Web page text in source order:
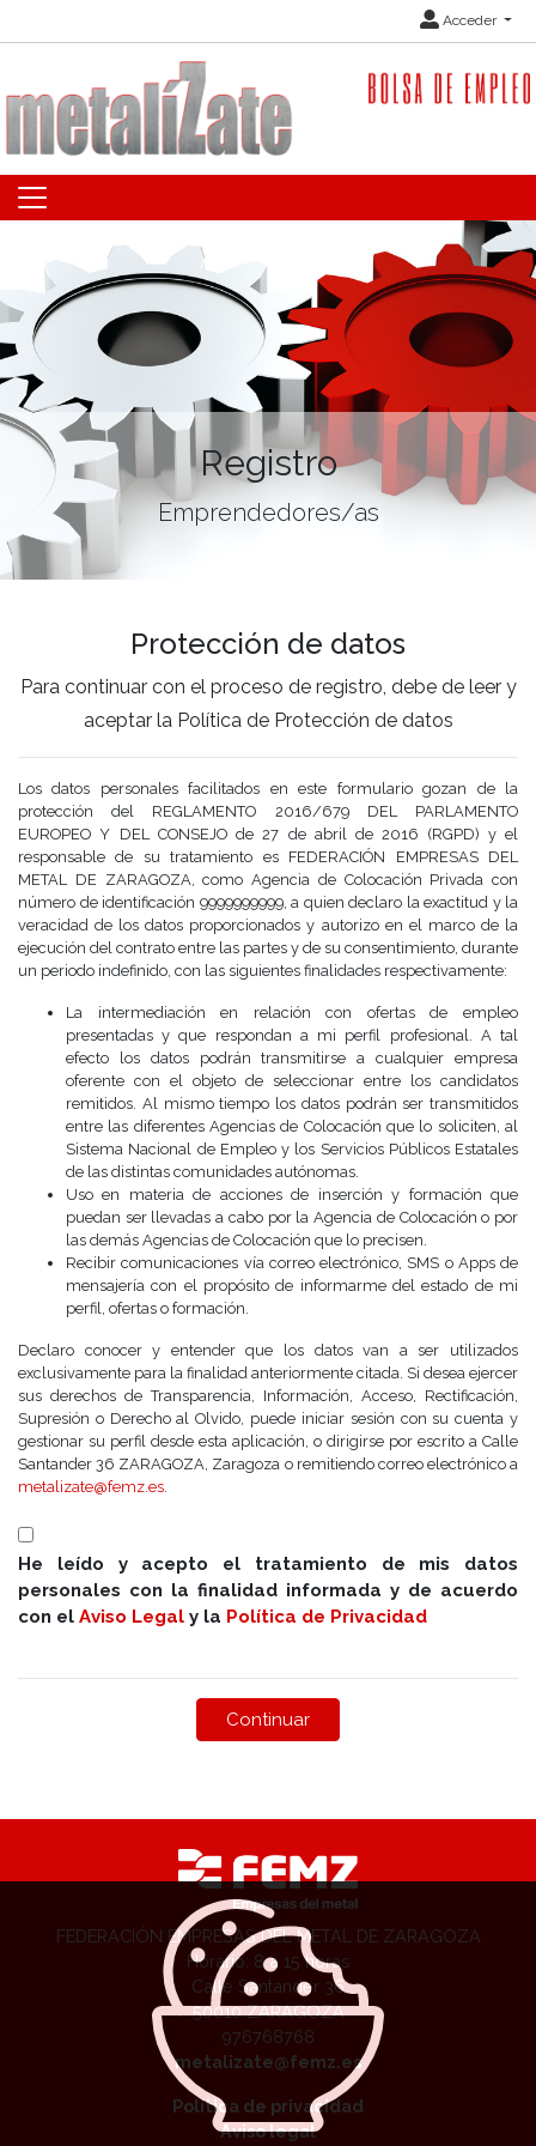
Acceder
Registro
Emprendedores/as
Protección de datos
Para continuar con el proceso de registro, debe de leer y
aceptar la Política de Protección de datos
Los datos personales facilitados en este formulario gozan de la
protección del REGLAMENTO 2016/679 DEL PARLAMENTO
EUROPEO Y DEL CONSEJO de 27 de abril de 2016 (RGPD) y el
responsable de su tratamiento es FEDERACIÓN EMPRESAS DEL
METAL DE ZARAGOZA, como Agencia de Colocación Privada con
número de identificación 9999999999, a quien declaro la exactitud y la
veracidad de los datos proporcionados y autorizo en el marco de la
ejecución del contrato entre las partes y de su consentimiento, durante
un periodo indefinido, con las siguientes finalidades respectivamente:
La intermediación en relación con ofertas de empleo
presentadas y que respondan a mi perfil profesional. A tal
efecto los datos podrán transmitirse a cualquier empresa
oferente con el objeto de seleccionar entre los candidatos
remitidos. Al mismo tiempo los datos podrán ser transmitidos
entre las diferentes Agencias de Colocación que lo soliciten, al
Sistema Nacional de Empleo y los Servicios Públicos Estatales
de las distintas comunidades autónomas.
Uso en materia de acciones de inserción y formación que
puedan ser llevadas a cabo por la Agencia de Colocación o por
las demás Agencias de Colocación que lo precisen.
Recibir comunicaciones vía correo electrónico, SMS o Apps de
mensajería con el propósito de informarme del estado de mi
perfil, ofertas o formación.
Declaro conocer y entender que los datos van a ser utilizados
exclusivamente para la finalidad anteriormente citada. Si desea ejercer
sus derechos de Transparencia, Información, Acceso, Rectificación,
Supresión o Derecho al Olvido, puede iniciar sesión con su cuenta y
gestionar su perfil desde esta aplicación, o dirigirse por escrito a Calle
Santander 36 ZARAGOZA, Zaragoza o remitiendo correo electrónico a
metalizate@femz.es
He leído y acepto el tratamiento de mis datos
personales con la finalidad informada y de acuerdo
con el Aviso Legal y la Política de Privacidad
FEDERACIÓN EMPRESAS DEL METAL DE ZARAGOZA
Horario: 8 a 15 horas
Calle Santander 36
50010 ZARAGOZA
976768768
metalizate@femz.es
Política de privacidad
Aviso legal